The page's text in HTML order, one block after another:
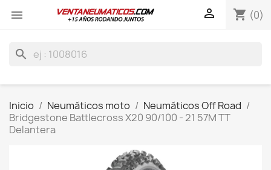
 shopping_cart (0)

search
Inicio Neumáticos moto
Neumáticos Off Road
Bridgestone Battlecross X20 90/100 - 21 57M TT
Delantera